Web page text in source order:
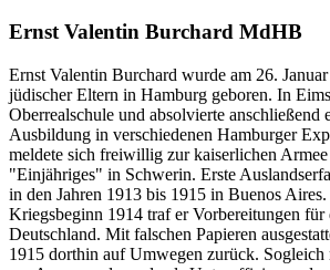
Ernst Valentin Burchard MdHB
Ernst Valentin Burchard wurde am 26.
jüdischer Eltern in Hamburg geboren. In
Oberrealschule und absolvierte anschließend
Ausbildung in verschiedenen Hamburger
meldete sich freiwillig zur kaiserlichen
"Einjähriges" in Schwerin. Erste
in den Jahren 1913 bis 1915 in Buenos
Kriegsbeginn 1914 traf er Vorbereitungen für
Deutschland. Mit falschen Papieren
1915 dorthin auf Umwegen zurück. Sogleich